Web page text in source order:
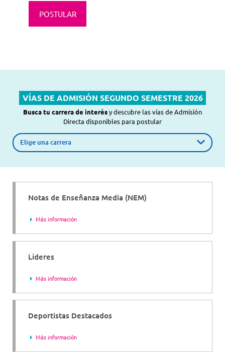
POSTULAR
VÍAS DE ADMISIÓN SEGUNDO SEMESTRE 2026
Busca tu carrera de interésy descubre las vías de Admisión
Directa disponibles para postular
Carrera de interés
Notas de Enseñanza Media (NEM)
Más información
Líderes
Más información
Deportistas Destacados
Más información